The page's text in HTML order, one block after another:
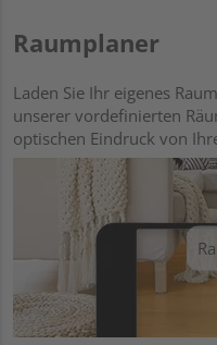
Raumplaner
Laden Sie Ihr eigenes
unserer vordefinierten
optischen Eindruck von